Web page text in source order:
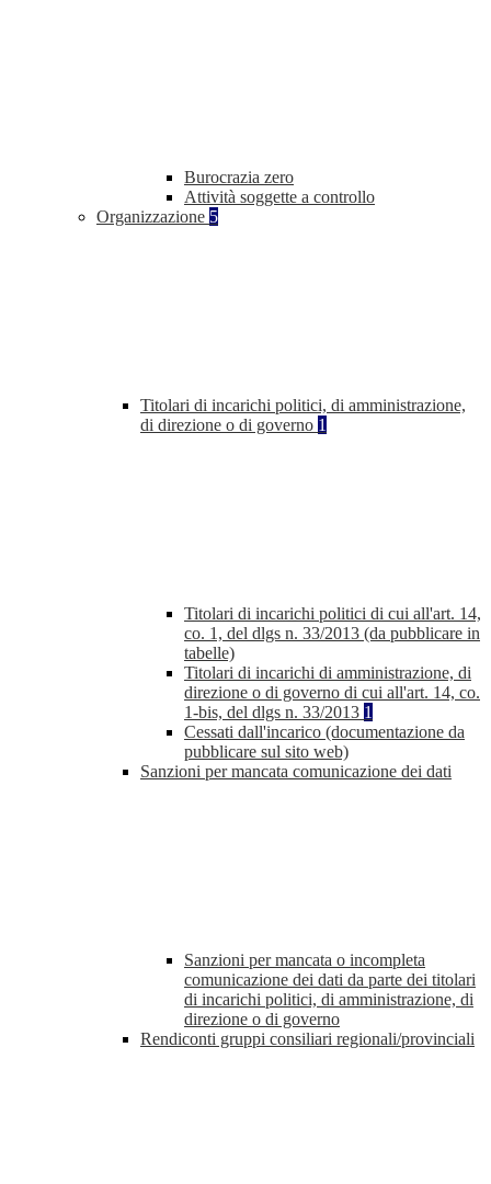
Burocrazia zero
Attività soggette a controllo
Organizzazione 5
Titolari di incarichi politici, di amministrazione,
di direzione o di governo 1
Titolari di incarichi politici di cui all'art. 14,
co. 1, del dlgs n. 33/2013 (da pubblicare in
tabelle)
Titolari di incarichi di amministrazione, di
direzione o di governo di cui all'art. 14, co.
1-bis, del dlgs n. 33/2013 1
Cessati dall'incarico (documentazione da
pubblicare sul sito web)
Sanzioni per mancata comunicazione dei dati
Sanzioni per mancata o incompleta
comunicazione dei dati da parte dei titolari
di incarichi politici, di amministrazione, di
direzione o di governo
Rendiconti gruppi consiliari regionali/provinciali